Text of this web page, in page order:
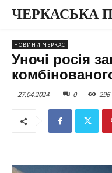
ЧЕРКАСЬКА
НОВИНИ ЧЕРКАС
Уночі росія
27.04.2024 0 296